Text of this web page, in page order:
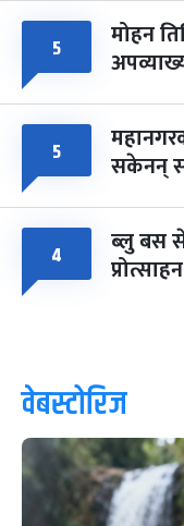
५ मोहन
५ सकेनन्
४ ब्लु बस
वेबस्टोरिज